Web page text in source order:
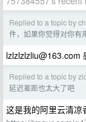
Replied to a topic by
件，如果你觉得对你有
lzlzlzlzliu@163.com
Replied to a topic by
延迟差距也太大了吧
这是我的阿里云清凉